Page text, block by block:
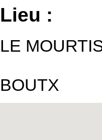
Lieu :
LE
BOUTX